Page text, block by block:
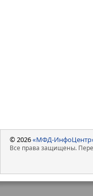
© 2026«МФД-
Все права защищены.